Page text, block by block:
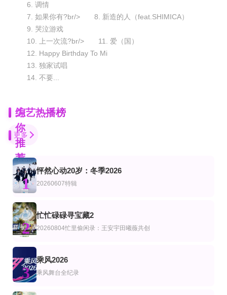
6. 调情
7. 如果你有?br/> 8. 新造的人（feat.SHIMICA）
9. 哭泣游戏
10. 上一次流?br/> 11. 爱（国）
12. Happy Birthday To Mi
13. 独家试唱
14. 不要...
为
你
推
荐
第10期完结
最后通牒：不结就分第四季
更新至20260806期
脱口秀和Ta的朋友们 第3季
完结
伴我左右Stand BI Me
第20260711期
大庸青春芒果演唱会
沈梦辰,齐思钧,郑方一
更新至20260802
财经透视
更新至第1期
老大哥(美版)第二十八季
陈晓怡 Julie Chen
我们的美好旅行
静请期戴
李静,戴军
宇宙帮帮忙
张颜齐,丁真珍珠,井胧,余宇涵
第30期
全08集
更新至第03集
综艺热播榜
更多
1
怦然心动20岁：冬季2026
20260607特辑
2
忙忙碌碌寻宝藏2
20260804忙里偷闲录：王安宇田曦薇共创
3
乘风2026
乘风舞台全纪录